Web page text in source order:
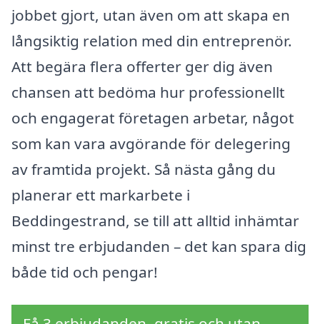
jobbet gjort, utan även om att skapa en
långsiktig relation med din entreprenör.
Att begära flera offerter ger dig även
chansen att bedöma hur professionellt
och engagerat företagen arbetar, något
som kan vara avgörande för delegering
av framtida projekt. Så nästa gång du
planerar ett markarbete i
Beddingestrand, se till att alltid inhämtar
minst tre erbjudanden – det kan spara dig
både tid och pengar!